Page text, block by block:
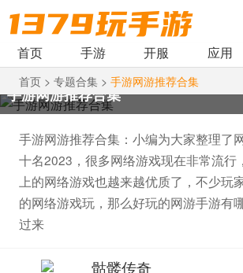
首页 手游 开服 应用
首页 > 专题合集 > 手游网游推荐合集
手游网游推荐合集
手游网游推荐合集：小编为大家整理了
十名2023，很多网络游戏现在非常流行
上的网络游戏也越来越优质了，不少玩
的网络游戏玩，那么好玩的网游手游有
过来
骷髅传奇